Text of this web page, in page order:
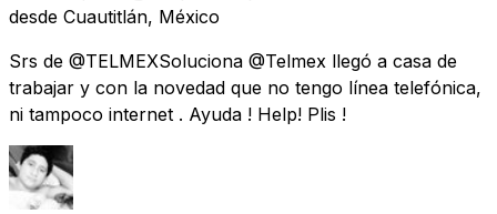
desde Cuautitlán, México
Srs de @TELMEXSoluciona @Telmex llegó a casa de
trabajar y con la novedad que no tengo línea telefónica,
ni tampoco internet . Ayuda ! Help! Plis !